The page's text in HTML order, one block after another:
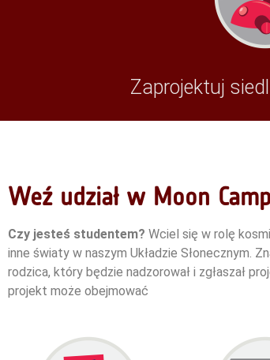
Zaprojektuj
Weź udział w Moon
Czy jesteś studentem? Wciel się w rolę
inne światy w naszym Układzie Słonecznym.
rodzica, który będzie nadzorował i zgłaszał
projekt może obejmować